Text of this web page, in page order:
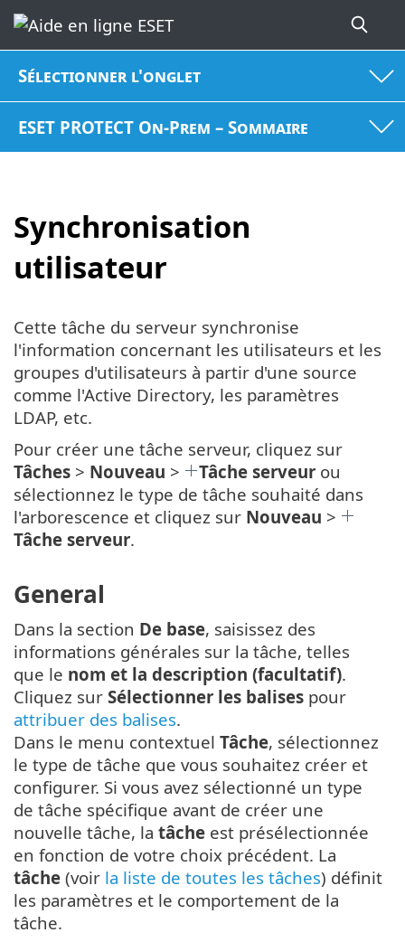
Sélectionner l'onglet
ESET PROTECT On-Prem – Sommaire
Synchronisation
utilisateur
Cette tâche du serveur synchronise
l'information concernant les utilisateurs et les
groupes d'utilisateurs à partir d'une source
comme l'Active Directory, les paramètres
LDAP, etc.
Pour créer une tâche serveur, cliquez sur
Tâches > Nouveau > Tâche serveur ou
sélectionnez le type de tâche souhaité dans
l'arborescence et cliquez sur Nouveau >
Tâche serveur.
General
Dans la section De base, saisissez des
informations générales sur la tâche, telles
que le nom et la description (facultatif).
Cliquez sur Sélectionner les balises pour
attribuer des balises.
Dans le menu contextuel Tâche, sélectionnez
le type de tâche que vous souhaitez créer et
configurer. Si vous avez sélectionné un type
de tâche spécifique avant de créer une
nouvelle tâche, la tâche est présélectionnée
en fonction de votre choix précédent. La
tâche (voir la liste de toutes les tâches) définit
les paramètres et le comportement de la
tâche.